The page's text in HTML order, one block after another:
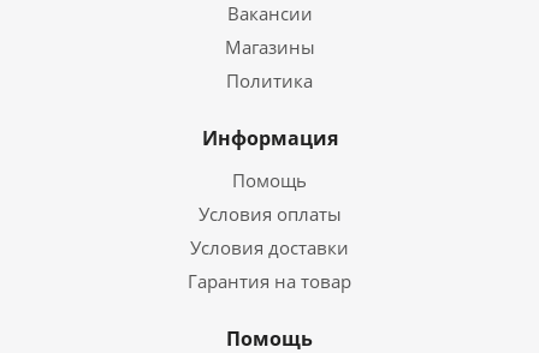
Вакансии
Магазины
Политика
Информация
Помощь
Условия оплаты
Условия доставки
Гарантия на товар
Помощь